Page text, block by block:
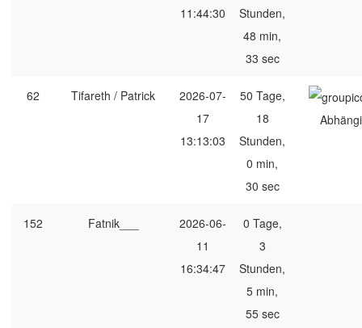
11:44:30
Stunden,
48 min,
33 sec
62 Tifareth / Patrick
2026-07-
17
13:13:03
50 Tage,
18
Stunden,
0 min,
30 sec
152 Fatnik___
2026-06-
11
16:34:47
0 Tage,
3
Stunden,
5 min,
55 sec